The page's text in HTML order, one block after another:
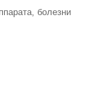
болезни